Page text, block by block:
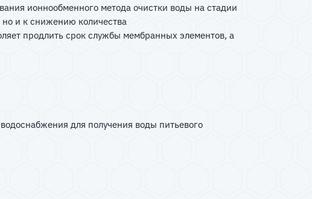
ионнообменного метода очистки воды на стадии
но и к снижению количества
продлить срок службы мембранных элементов, а
для получения воды питьевого